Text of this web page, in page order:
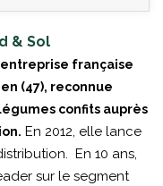
& Sol
entreprise française
(47), reconnue
confits auprès
En 2012, elle lance
En 10 ans,
sur le segment